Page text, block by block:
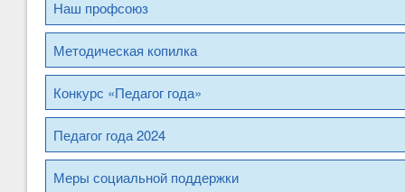
Наш профсоюз
Методическая копилка
Конкурс «Педагог года»
Педагог года 2024
Меры социальной поддержки